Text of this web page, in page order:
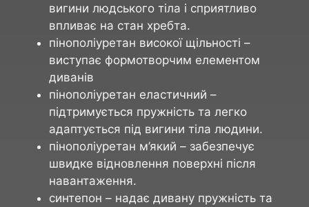
вигини людського тіла і сприятливо
впливає на стан хребта.
пінополіуретан високої щільності –
виступає формотворчим елементом
диванів
пінополіуретан еластичний –
підтримується пружність та легко
адаптується під вигини тіла людини.
пінополіуретан м’який – забезпечує
швидке відновлення поверхні після
навантаження.
синтепон – надає дивану пружність та